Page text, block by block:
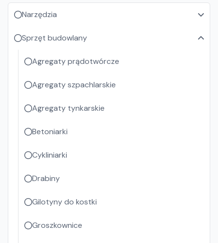
Narzędzia
Sprzęt budowlany
Agregaty prądotwórcze
Agregaty szpachlarskie
Agregaty tynkarskie
Betoniarki
Cykliniarki
Drabiny
Gilotyny do kostki
Groszkownice